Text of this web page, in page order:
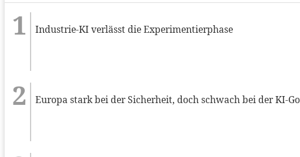
Industrie-KI verlässt die Experimentierphase
Europa stark bei der Sicherheit, doch schwach bei der KI-